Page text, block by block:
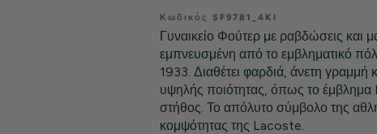
Κωδικός SF9781_4KI
Γυναικείο Φούτερ με ραβδώσεις και
εμπνευσμένη από το εμβληματικό
1933. Διαθέτει φαρδιά, άνετη γραμμή
υψηλής ποιότητας, όπως το
στήθος. Το απόλυτο σύμβολο της
κομψότητας της Lacoste.